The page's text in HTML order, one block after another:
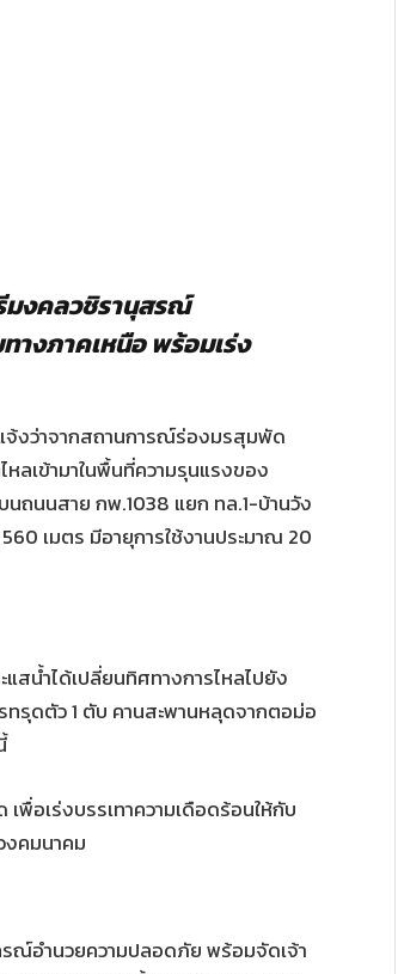
มงคลวชิรานุสรณ์
างภาคเหนือ พร้อมเร่ง
จ้งว่าจากสถานการณ์ร่องมรสุมพัด
ลเข้ามาในพื้นที่ความรุนแรงของ
ถนนสาย กพ.1038 แยก ทล.1-บ้านวัง
เมตร มีอายุการใช้งานประมาณ 20
สน้ำได้เปลี่ยนทิศทางการไหลไปยัง
รุดตัว 1 ตับ คานสะพานหลุดจากตอม่อ
พื่อเร่งบรรเทาความเดือดร้อนให้กับ
งคมนาคม
ณ์อำนวยความปลอดภัย พร้อมจัดเจ้า